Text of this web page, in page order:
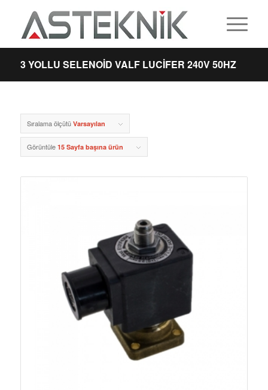
3 YOLLU SELENOID VALF LUCIFER 240V 50HZ
Sıralama ölçütü Varsayılan
Görüntüle 15 Sayfa başına ürün